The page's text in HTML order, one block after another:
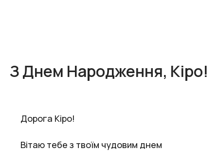
З Днем Народження, Кіро!
Дорога Кіро!
Вітаю тебе з твоїм чудовим днем